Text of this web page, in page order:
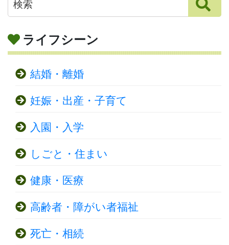
ライフシーン
結婚・離婚
妊娠・出産・子育て
入園・入学
しごと・住まい
健康・医療
高齢者・障がい者福祉
死亡・相続